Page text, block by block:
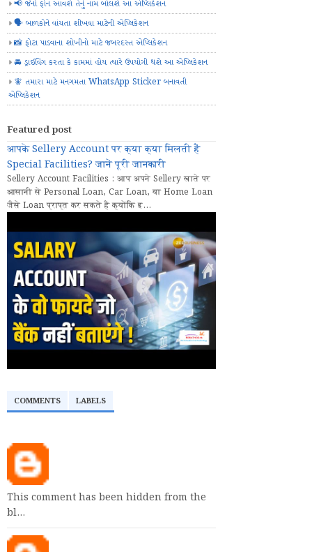
📢 જેનો ફોન આવશે તેનું નામ બોલશે આ એપ્લિકેશન
🗣️ બાળકોને વાંચતા શીખવા માટેની એપ્લિકેશન
📸 ફોટા પાડવાના શોખીનો માટે જબરદસ્ત એપ્લિકેશન
🚘 ડ્રાઈવિંગ કરતા કે કામમાં હોય ત્યારે ઉપયોગી થશે આ એપ્લિકેશન
🧚 તમારા માટે મનગમતા WhatsApp Sticker બનાવતી
એપ્લિકેશન
Featured post
आपके Sellery Account पर क्या क्या मिलती हैं
Special Facilities? जानें पूरी जानकारी
Sellery Account Facilities : आप अपने Sellery खाते पर
आसानी से Personal Loan, Car Loan, या Home Loan
जैसे Loan प्राप्त कर सकते हैं क्योंकि इ...
COMMENTS LABELS
This comment has been hidden from the
bl…